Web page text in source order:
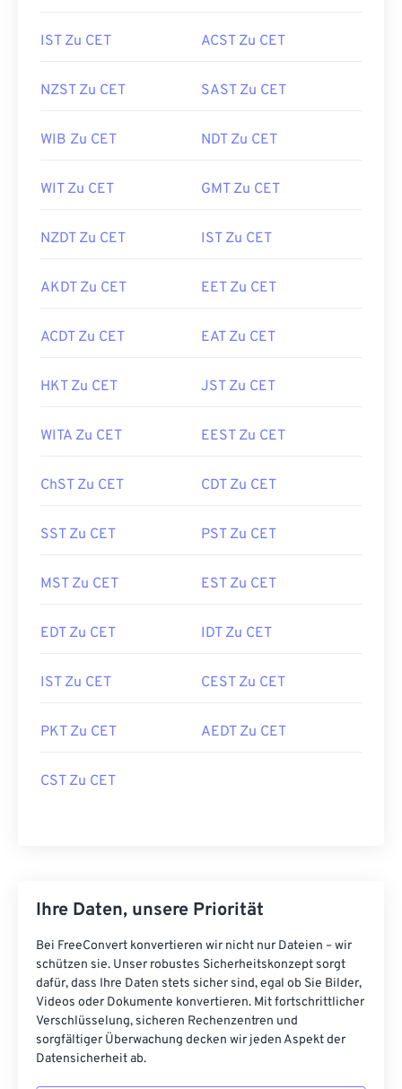
IST Zu CET ACST Zu CET
NZST Zu CET SAST Zu CET
WIB Zu CET NDT Zu CET
WIT Zu CET GMT Zu CET
NZDT Zu CET IST Zu CET
AKDT Zu CET EET Zu CET
ACDT Zu CET EAT Zu CET
HKT Zu CET JST Zu CET
WITA Zu CET EEST Zu CET
ChST Zu CET CDT Zu CET
SST Zu CET PST Zu CET
MST Zu CET EST Zu CET
EDT Zu CET IDT Zu CET
IST Zu CET CEST Zu CET
PKT Zu CET AEDT Zu CET
CST Zu CET
Ihre Daten, unsere Priorität
Bei FreeConvert konvertieren wir nicht nur Dateien – wir
schützen sie. Unser robustes Sicherheitskonzept sorgt
dafür, dass Ihre Daten stets sicher sind, egal ob Sie Bilder,
Videos oder Dokumente konvertieren. Mit fortschrittlicher
Verschlüsselung, sicheren Rechenzentren und
sorgfältiger Überwachung decken wir jeden Aspekt der
Datensicherheit ab.